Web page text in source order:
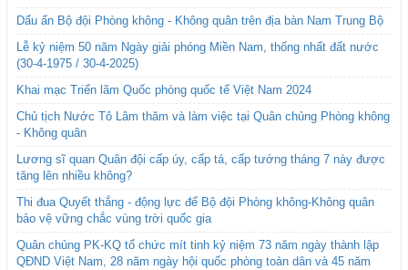
Dấu ấn Bộ đội Phòng không - Không quân trên địa bàn Nam Trung Bộ
Lễ kỷ niệm 50 năm Ngày giải phóng Miền Nam, thống nhất đất nước
(30-4-1975 / 30-4-2025)
Khai mạc Triển lãm Quốc phòng quốc tế Việt Nam 2024
Chủ tịch Nước Tô Lâm thăm và làm việc tại Quân chủng Phòng không
- Không quân
Lương sĩ quan Quân đội cấp úy, cấp tá, cấp tướng tháng 7 này được
tăng lên nhiều không?
Thi đua Quyết thắng - động lực để Bộ đội Phòng không-Không quân
bảo vệ vững chắc vùng trời quốc gia
Quân chủng PK-KQ tổ chức mít tinh kỷ niệm 73 năm ngày thành lập
QĐND Việt Nam, 28 năm ngày hội quốc phòng toàn dân và 45 năm